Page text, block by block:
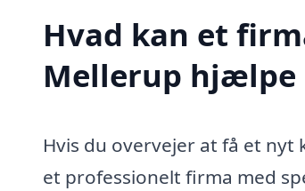
Hvad kan et
Mellerup hjælpe
Hvis du overvejer at få et
et professionelt firma med